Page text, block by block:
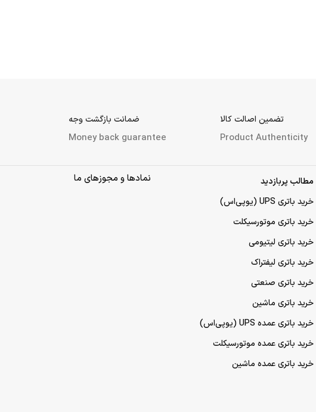
تضمین اصالت کالا
Product Authenticity
ضمانت بازگشت وجه
Money back guarantee
مطالب پربازدید
خرید باتری UPS (یو‌پی‌اس)
خرید باتری موتورسیکلت
خرید باتری لیتیومی
خرید باتری لیفتراک
خرید باتری صنعتی
خرید باتری ماشین
خرید باتری عمده UPS (یو‌پی‌اس)
خرید باتری عمده موتورسیکلت
خرید باتری عمده ماشین
نمادها و مجوزهای ما